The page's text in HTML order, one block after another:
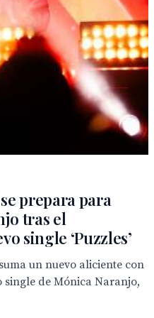
prepara para
tras el
single ‘Puzzles’
un nuevo aliciente con
single de Mónica Naranjo,